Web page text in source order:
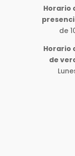
Horario
de
Horario
de